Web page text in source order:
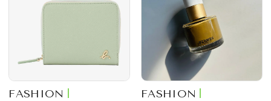
FASHION FASHION